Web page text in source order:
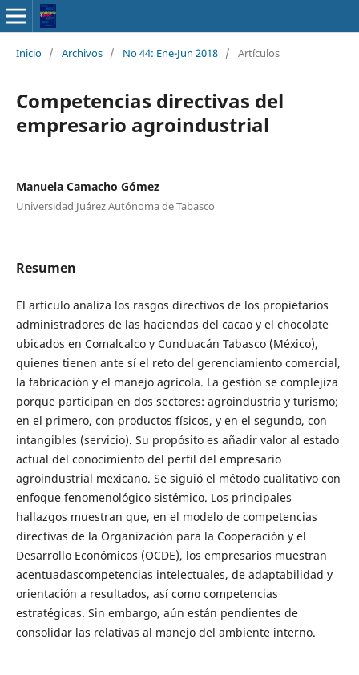
Inicio / Archivos / No 44: Ene-Jun 2018 / Artículos
Competencias directivas del
empresario agroindustrial
Manuela Camacho Gómez
Universidad Juárez Autónoma de Tabasco
Resumen
El artículo analiza los rasgos directivos de los propietarios
administradores de las haciendas del cacao y el chocolate
ubicados en Comalcalco y Cunduacán Tabasco (México),
quienes tienen ante sí el reto del gerenciamiento comercial,
la fabricación y el manejo agrícola. La gestión se complejiza
porque participan en dos sectores: agroindustria y turismo;
en el primero, con productos físicos, y en el segundo, con
intangibles (servicio). Su propósito es añadir valor al estado
actual del conocimiento del perfil del empresario
agroindustrial mexicano. Se siguió el método cualitativo con
enfoque fenomenológico sistémico. Los principales
hallazgos muestran que, en el modelo de competencias
directivas de la Organización para la Cooperación y el
Desarrollo Económicos (OCDE), los empresarios muestran
acentuadascompetencias intelectuales, de adaptabilidad y
orientación a resultados, así como competencias
estratégicas. Sin embargo, aún están pendientes de
consolidar las relativas al manejo del ambiente interno.